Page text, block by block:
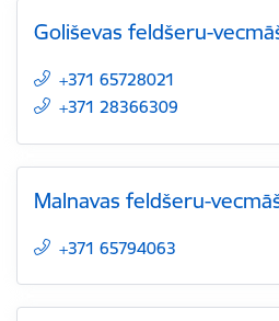
Goliševas feldšeru-
+371 65728021
+371 28366309
Malnavas feldšeru-
+371 65794063